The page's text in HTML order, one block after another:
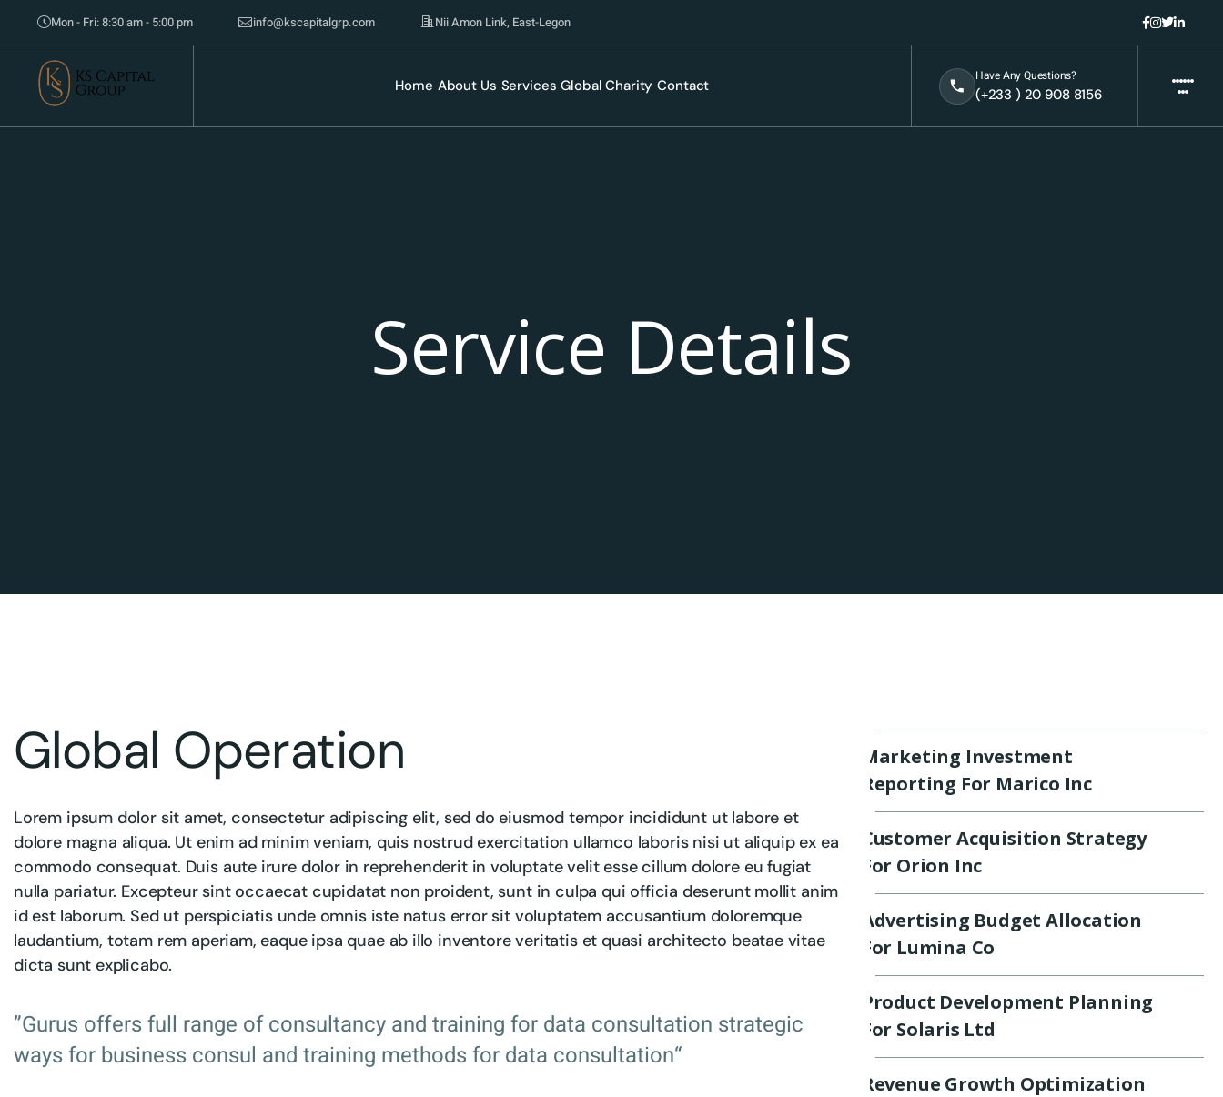
Mon - Fri: 8:30 am - 5:00 pm info@kscapitalgrp.com Nii Amon Link, East-Legon
Home About Us Services Global Charity Contact (+233 ) 20 908 8156
Have Any Questions?
Service Details
Global Operation
Lorem ipsum dolor sit amet, consectetur adipiscing elit, sed do eiusmod tempor incididunt ut labore et
dolore magna aliqua. Ut enim ad minim veniam, quis nostrud exercitation ullamco laboris nisi ut aliquip ex ea
commodo consequat. Duis aute irure dolor in reprehenderit in voluptate velit esse cillum dolore eu fugiat
nulla pariatur. Excepteur sint occaecat cupidatat non proident, sunt in culpa qui officia deserunt mollit anim
id est laborum. Sed ut perspiciatis unde omnis iste natus error sit voluptatem accusantium doloremque
laudantium, totam rem aperiam, eaque ipsa quae ab illo inventore veritatis et quasi architecto beatae vitae
dicta sunt explicabo.
”Gurus offers full range of consultancy and training for data consultation strategic
ways for business consul and training methods for data consultation“
Marketing Investment
Reporting For Marico Inc
Customer Acquisition Strategy
For Orion Inc
Advertising Budget Allocation
For Lumina Co
Product Development Planning
For Solaris Ltd
Revenue Growth Optimization